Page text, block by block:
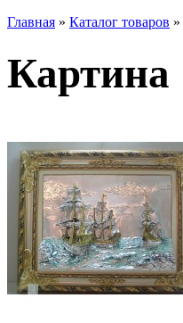
Главная » Каталог товаров »
Картина